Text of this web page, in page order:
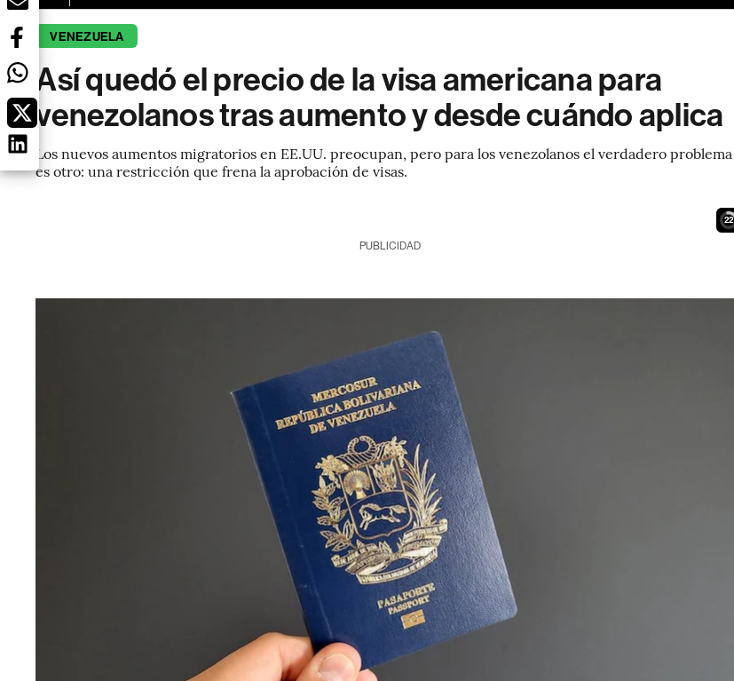
VENEZUELA
Así quedó el precio de la visa americana para
venezolanos tras aumento y desde cuándo aplica
Los nuevos aumentos migratorios en EE.UU. preocupan, pero para los venezolanos el verdadero problema
es otro: una restricción que frena la aprobación de visas.
21
PUBLICIDAD